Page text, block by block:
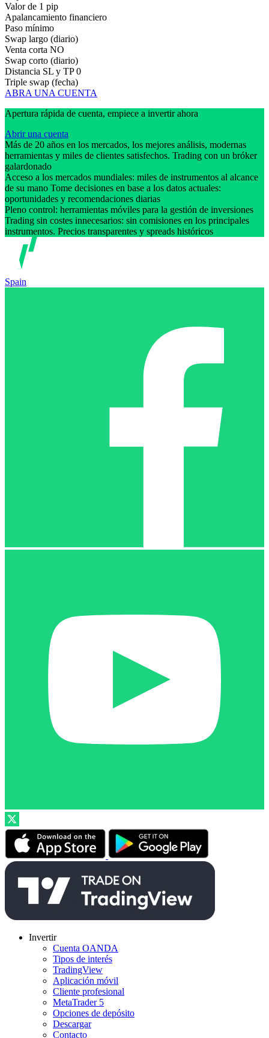
Valor de 1 pip
Apalancamiento financiero
Paso mínimo
Swap largo (diario)
Venta corta NO
Swap corto (diario)
Distancia SL y TP 0
Triple swap (fecha)
ABRA UNA CUENTA
Apertura rápida de cuenta, empiece a invertir ahora
Abrir una cuenta
Más de 20 años en los mercados, los mejores análisis, modernas
herramientas y miles de clientes satisfechos. Trading con un bróker
galardonado
Acceso a los mercados mundiales: miles de instrumentos al alcance
de su mano Tome decisiones en base a los datos actuales:
oportunidades y recomendaciones diarias
Pleno control: herramientas móviles para la gestión de inversiones
Trading sin costes innecesarios: sin comisiones en los principales
instrumentos. Precios transparentes y spreads históricos
Spain
Invertir
Cuenta OANDA
Tipos de interés
TradingView
Aplicación móvil
Cliente profesional
MetaTrader 5
Opciones de depósito
Descargar
Contacto